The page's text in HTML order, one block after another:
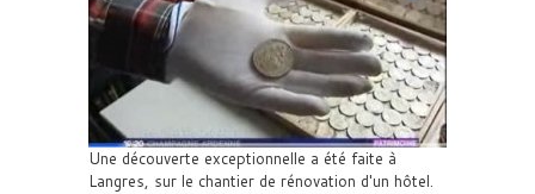
Une découverte exceptionnelle a été faite à
Langres, sur le chantier de rénovation d'un hôtel.